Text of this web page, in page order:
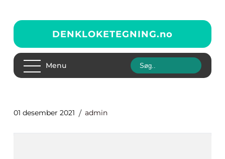
DENKLOKETEGNING.no
Menu
01 desember 2021 admin